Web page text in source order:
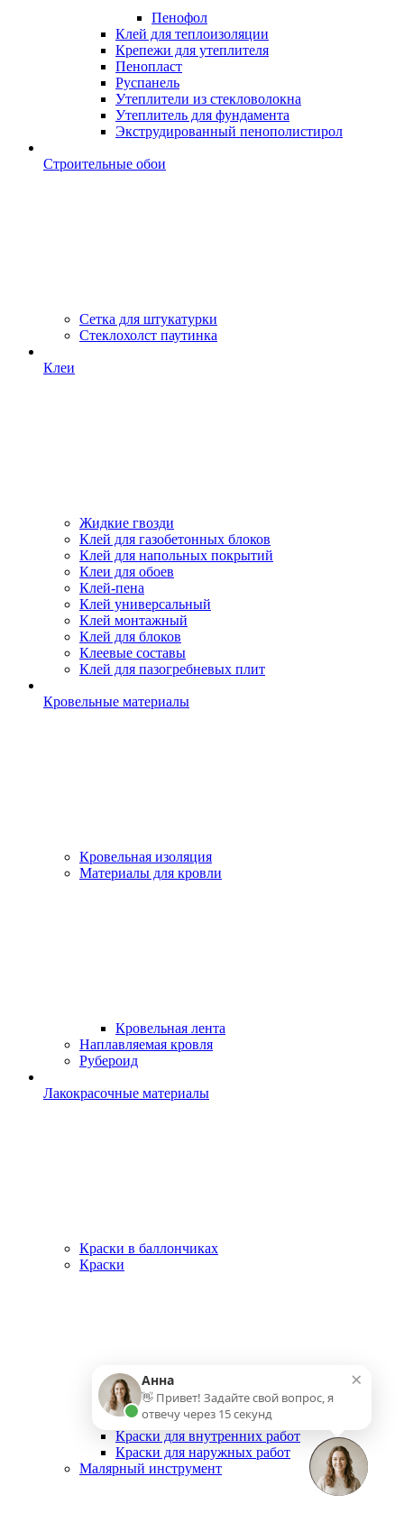
Пенофол
Клей для теплоизоляции
Крепежи для утеплителя
Пенопласт
Руспанель
Утеплители из стекловолокна
Утеплитель для фундамента
Экструдированный пенополистирол
Строительные обои
Сетка для штукатурки
Стеклохолст паутинка
Клеи
Жидкие гвозди
Клей для газобетонных блоков
Клей для напольных покрытий
Клеи для обоев
Клей-пена
Клей универсальный
Клей монтажный
Клей для блоков
Клеевые составы
Клей для пазогребневых плит
Кровельные материалы
Кровельная изоляция
Материалы для кровли
Кровельная лента
Наплавляемая кровля
Рубероид
Лакокрасочные материалы
Краски в баллончиках
Краски
Краска для стен
Краски для внутренних работ
Краски для наружных работ
Малярный инструмент
×
Анна
👋 Привет! Задайте свой вопрос, я
отвечу через 15 секунд